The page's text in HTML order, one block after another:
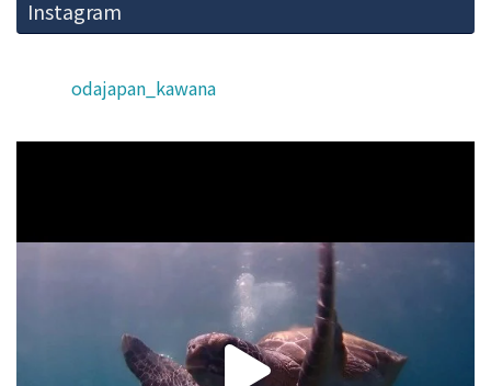
Instagram
odajapan_kawana